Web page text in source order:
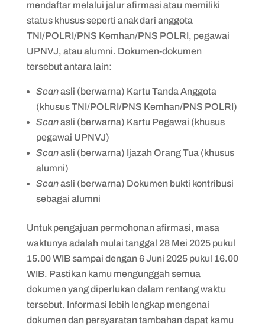
mendaftar melalui jalur afirmasi atau memiliki
status khusus seperti anak dari anggota
TNI/POLRI/PNS Kemhan/PNS POLRI, pegawai
UPNVJ, atau alumni. Dokumen-dokumen
tersebut antara lain:
Scanasli (berwarna) Kartu Tanda Anggota
(khusus TNI/POLRI/PNS Kemhan/PNS POLRI)
Scanasli (berwarna) Kartu Pegawai (khusus
pegawai UPNVJ)
Scanasli (berwarna) Ijazah Orang Tua (khusus
alumni)
Scanasli (berwarna) Dokumen bukti kontribusi
sebagai alumni
Untuk pengajuan permohonan afirmasi, masa
waktunya adalah mulai tanggal 28 Mei 2025 pukul
15.00 WIB sampai dengan 6 Juni 2025 pukul 16.00
WIB. Pastikan kamu mengunggah semua
dokumen yang diperlukan dalam rentang waktu
tersebut. Informasi lebih lengkap mengenai
dokumen dan persyaratan tambahan dapat kamu